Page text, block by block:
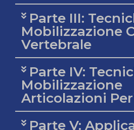
Parte III:
Mobilizzazione
Vertebrale
Parte IV:
Mobilizzazione
Articolazioni
Parte V: